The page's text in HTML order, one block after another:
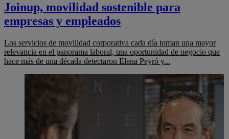
Joinup, movilidad sostenible para
empresas y empleados
Los servicios de movilidad corporativa cada día toman una mayor
relevancia en el panorama laboral, una oportunidad de negocio que
hace más de una década detectaron Elena Peyró y...